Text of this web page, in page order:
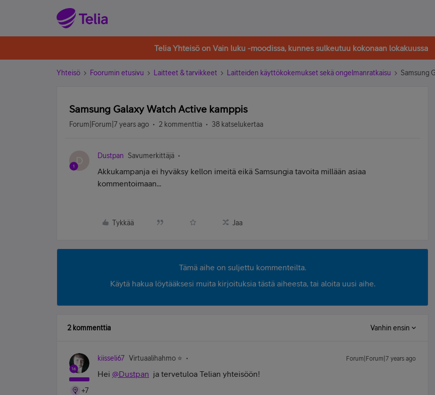
Telia Yhteisö on Vain luku -moodissa, kunnes sulkeutuu kokonaan lokakuussa
Yhteisö Foorumin etusivu Laitteet & tarvikkeet Laitteiden käyttökokemukset sekä ongelmanratkaisu Samsung
Samsung Galaxy Watch Active kamppis
Forum|Forum|7 years ago 2 kommenttia 38 katselukertaa
D Dustpan Savumerkittäjä
Akkukampanja ei hyväksy kellon imeitä eikä Samsungia tavoita millään asiaa
kommentoimaan...
Tykkää Jaa
Tämä aihe on suljettu kommenteilta.
Käytä hakua löytääksesi muita kirjoituksia tästä aiheesta, tai aloita uusi aihe.
2 kommenttia Vanhin ensin
+7
kiisseli67 Virtuaalihahmo ⭐️ Forum|Forum|7 years ago
Hei @Dustpan ja tervetuloa Telian yhteisöön!